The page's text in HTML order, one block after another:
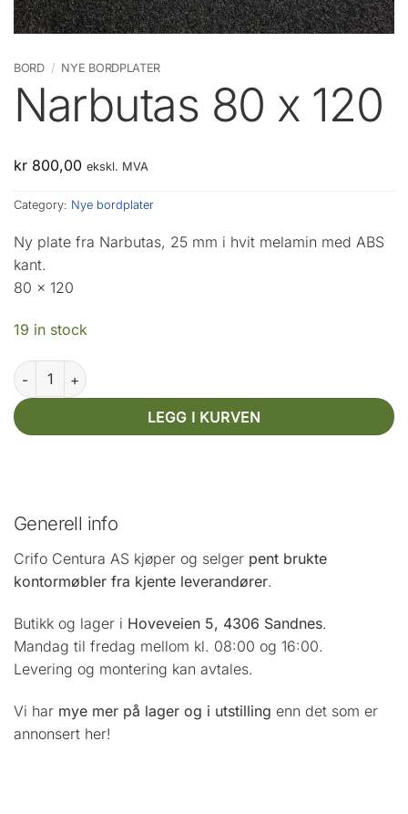
BORD / NYE BORDPLATER
Narbutas 80 x 120
kr 800,00 ekskl. MVA
Category: Nye bordplater
Ny plate fra Narbutas, 25 mm i hvit melamin med ABS
kant.
80 x 120
19 in stock
Narbutas 80 x 120 quantity
LEGG I KURVEN
Generell info
Crifo Centura AS kjøper og selger pent brukte
kontormøbler fra kjente leverandører.
Butikk og lager i Hoveveien 5, 4306 Sandnes.
Mandag til fredag mellom kl. 08:00 og 16:00.
Levering og montering kan avtales.
Vi har mye mer på lager og i utstilling enn det som er
annonsert her!